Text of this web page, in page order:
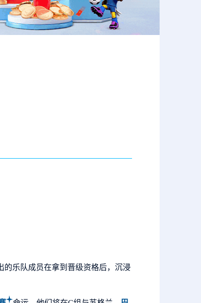
的乐队成员在拿到晋级资格后，沉浸